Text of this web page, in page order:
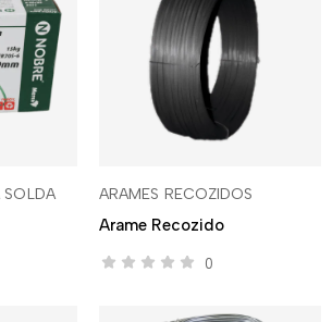
SOLDA ARAMES RECOZIDOS
Arame Recozido
0